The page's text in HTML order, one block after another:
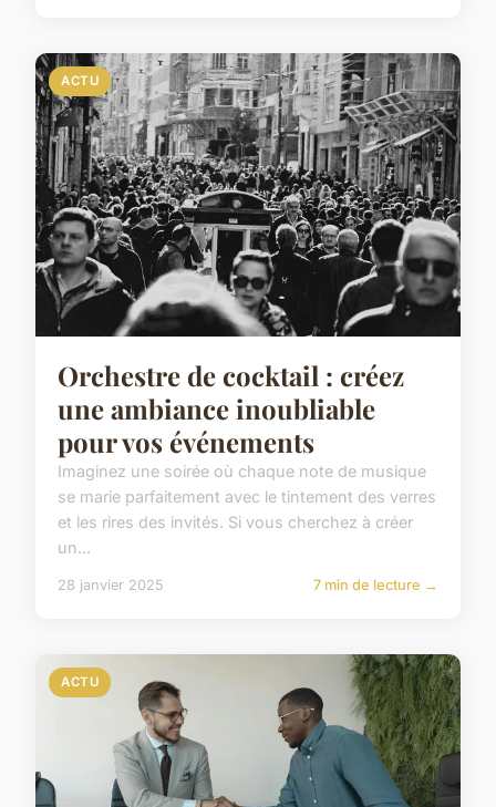
ACTU
Orchestre de cocktail : créez
une ambiance inoubliable
pour vos événements
Imaginez une soirée où chaque note de musique
se marie parfaitement avec le tintement des verres
et les rires des invités. Si vous cherchez à créer
un...
28 janvier 2025 7 min de lecture →
ACTU